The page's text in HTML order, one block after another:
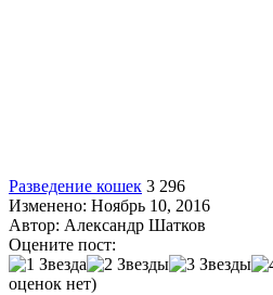
Разведение кошек 3 296
Изменено: Ноябрь 10, 2016
Автор: Александр Шатков
Оцените пост:
оценок нет)